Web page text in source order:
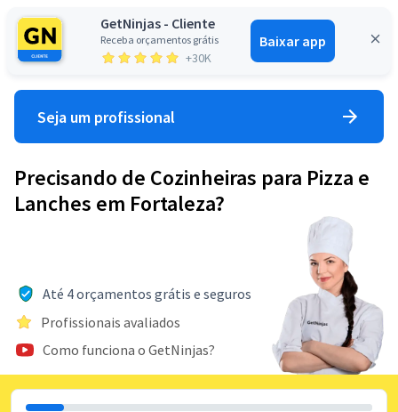
GetNinjas - Cliente
Receba orçamentos grátis
+30K
Baixar app
Entrar
Seja um profissional
Precisando de Cozinheiras para Pizza e
Lanches em Fortaleza?
Até 4 orçamentos grátis e seguros
Profissionais avaliados
Como funciona o GetNinjas?